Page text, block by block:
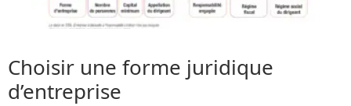
Choisir une forme juridique
d’entreprise